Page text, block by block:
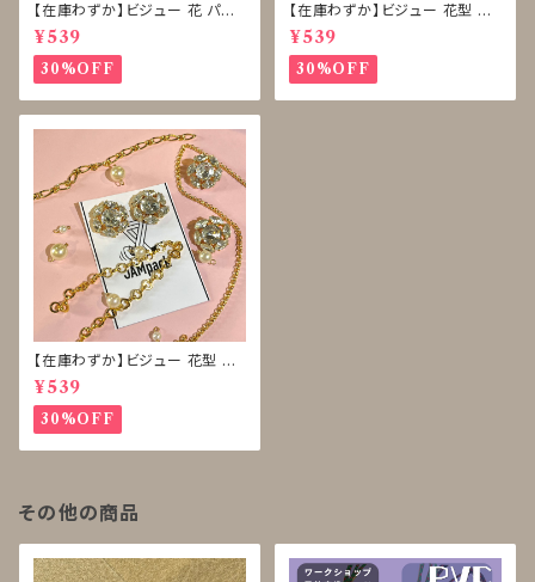
【在庫わずか】ビジュー 花 パー
ル ボタン 再販なし
¥539
30%OFF
【在庫わずか】ビジュー 花型 雪
型 ボタン 再販なし
¥539
30%OFF
【在庫わずか】ビジュー 花型 ボ
タン 再販なし
¥539
30%OFF
その他の商品